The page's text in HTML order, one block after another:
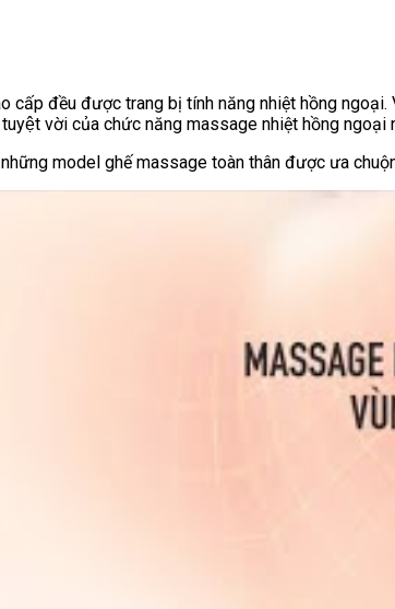
cấp đều được trang bị tính năng nhiệt hồng
vời của chức năng massage nhiệt hồng ngoại
model ghế massage toàn thân được ưa